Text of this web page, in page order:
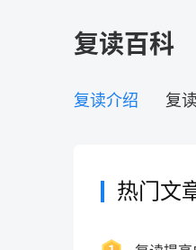
复读百科
复读介绍 复
热门文